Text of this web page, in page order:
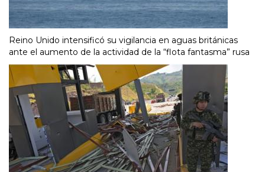
Reino Unido intensificó su vigilancia en aguas británicas
ante el aumento de la actividad de la “flota fantasma” rusa